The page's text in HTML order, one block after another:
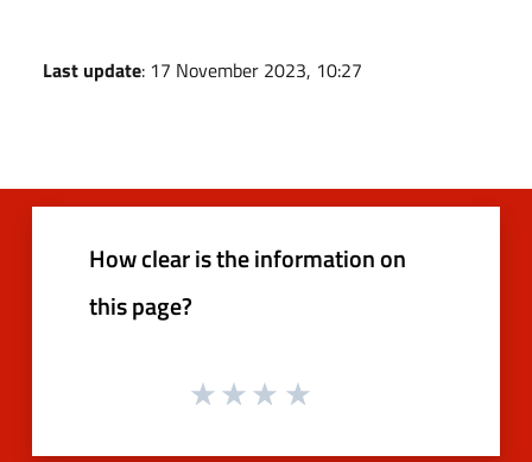
Last update: 17 November 2023, 10:27
How clear is the information on
this page?